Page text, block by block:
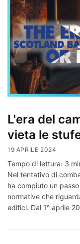
L'era del
vieta le
19 APRILE 2024
Tempo di lettura: 3
Nel tentativo di
ha compiuto un
normative che
edifici. Dal 1° aprile